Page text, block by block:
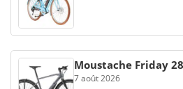
Moustache Friday
7 août 2026